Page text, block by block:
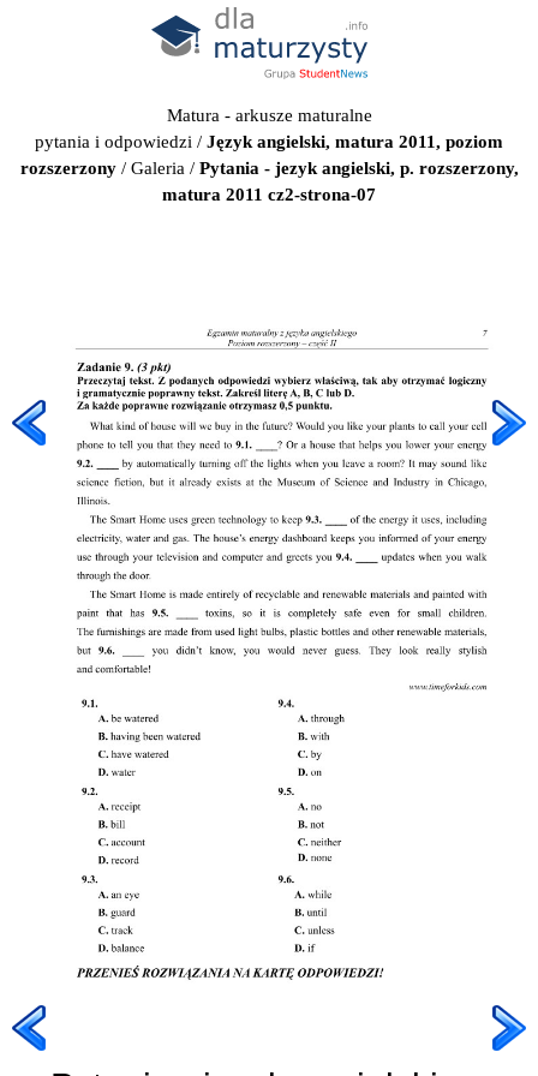
Matura - arkusze maturalne
pytania i odpowiedzi / Język angielski, matura 2011, poziom
rozszerzony/ Galeria / Pytania - jezyk angielski, p. rozszerzony,
matura 2011 cz2-strona-07